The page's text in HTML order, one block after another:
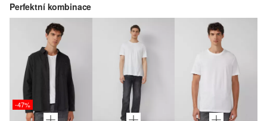
Perfektní kombinace
-47%